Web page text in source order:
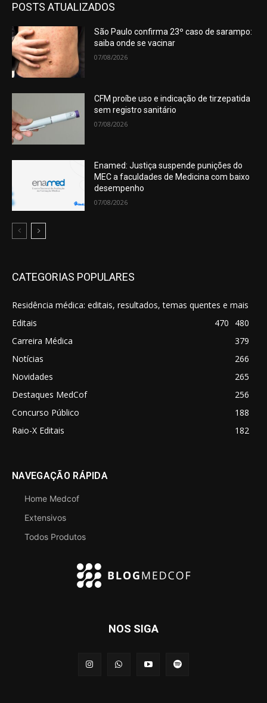
POSTS ATUALIZADOS
São Paulo confirma 23º caso de sarampo:
saiba onde se vacinar
07/08/2026
CFM proíbe uso e indicação de tirzepatida
sem registro sanitário
07/08/2026
Enamed: Justiça suspende punições do
MEC a faculdades de Medicina com baixo
desempenho
07/08/2026
CATEGORIAS POPULARES
Residência médica: editais, resultados, temas quentes e mais
480
Editais
470
Carreira Médica
379
Notícias
266
Novidades
265
Destaques MedCof
256
Concurso Público
188
Raio-X Editais
182
NAVEGAÇÃO RÁPIDA
Home Medcof
Extensivos
Todos Produtos
NOS SIGA